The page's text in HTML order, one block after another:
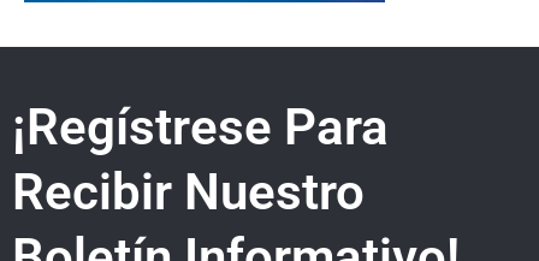
¡Regístrese Para
Recibir Nuestro